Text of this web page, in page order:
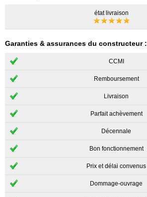
état livraison
Garanties & assurances du constructeur :
CCMI
Remboursement
Livraison
Parfait achèvement
Décennale
Bon fonctionnement
Prix et délai convenus
Dommage-ouvrage